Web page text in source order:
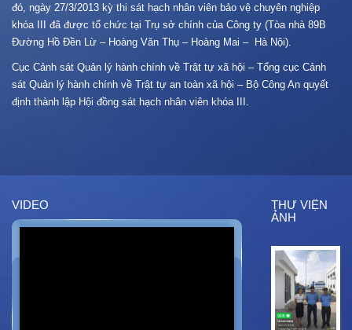
đó, ngày 27/3/2013 kỳ thi sát hạch nhân viên bảo vệ chuyên nghiệp
khóa III đã được tổ chức tại Trụ sở chính của Công ty (Tòa nhà 89B
Đường Hồ Đền Lừ – Hoàng Văn Thụ – Hoàng Mai – Hà Nội).
Cục Cảnh sát Quản lý hành chính về Trật tự xã hội – Tổng cục Cảnh
sát Quản lý hành chính về Trật tự an toàn xã hội – Bộ Công An quyết
định thành lập Hội đồng sát hạch nhân viên khóa III.
VIDEO
THƯ VIỆN
ẢNH